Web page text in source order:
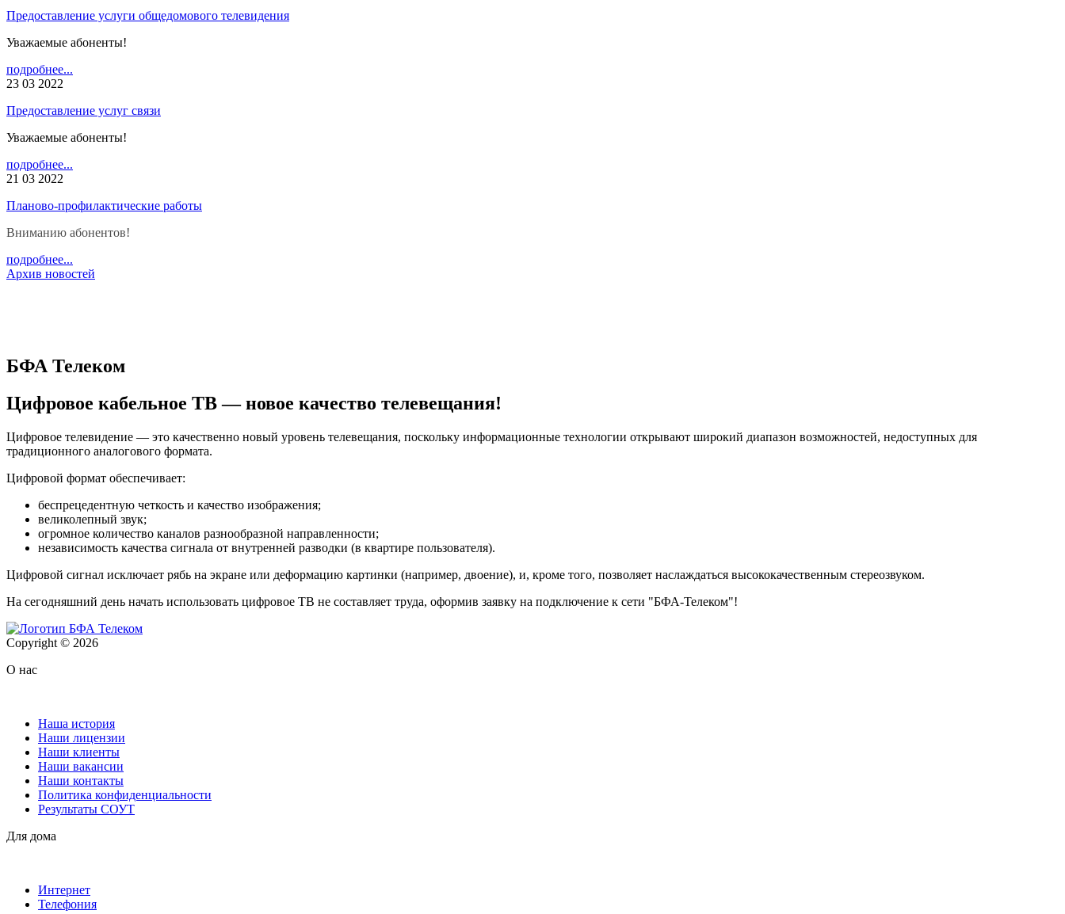
Предоставление услуги общедомового телевидения
Уважаемые абоненты!
подробнее...
23 03 2022
Предоставление услуг связи
Уважаемые абоненты!
подробнее...
21 03 2022
Планово-профилактические работы
Вниманию абонентов!
подробнее...
Архив новостей
БФА Телеком
Цифровое кабельное ТВ — новое качество телевещания!
Цифровое телевидение — это качественно новый уровень телевещания, поскольку информационные технологии открывают широкий диапазон возможностей, недоступных для
традиционного аналогового формата.
Цифровой формат обеспечивает:
беспрецедентную четкость и качество изображения;
великолепный звук;
огромное количество каналов разнообразной направленности;
независимость качества сигнала от внутренней разводки (в квартире пользователя).
Цифровой сигнал исключает рябь на экране или деформацию картинки (например, двоение), и, кроме того, позволяет наслаждаться высококачественным стереозвуком.
На сегодняшний день начать использовать цифровое ТВ не составляет труда, оформив заявку на подключение к сети "БФА-Телеком"!
Copyright © 2026
О нас
Наша история
Наши лицензии
Наши клиенты
Наши вакансии
Наши контакты
Политика конфиденциальности
Результаты СОУТ
Для дома
Интернет
Телефония